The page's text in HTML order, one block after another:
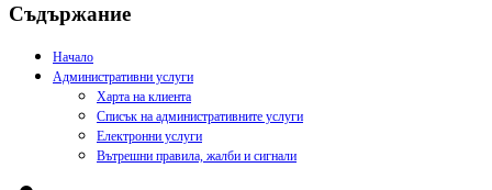
Съдържание
Начало
Административни услуги
Харта на клиента
Списък на административните услуги
Електронни услуги
Вътрешни правила, жалби и сигнали